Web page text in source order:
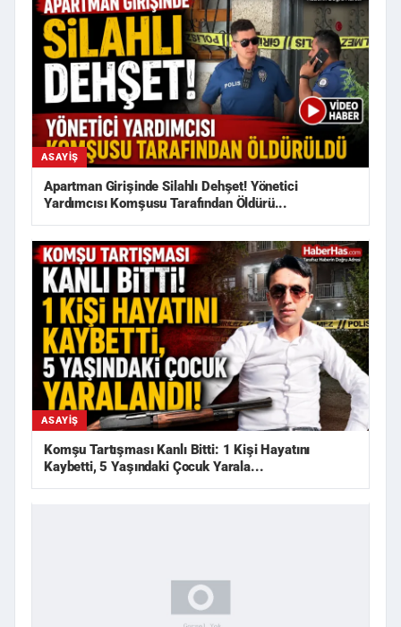
ASAYIŞ
Apartman Girişinde Silahlı Dehşet! Yönetici
Yardımcısı Komşusu Tarafından Öldürü...
ASAYIŞ
Komşu Tartışması Kanlı Bitti: 1 Kişi Hayatını
Kaybetti, 5 Yaşındaki Çocuk Yarala...